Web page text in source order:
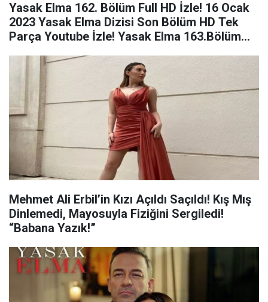
Yasak Elma 162. Bölüm Full HD İzle! 16 Ocak
2023 Yasak Elma Dizisi Son Bölüm HD Tek
Parça Youtube İzle! Yasak Elma 163.Bölüm
Mehmet Ali Erbil’in Kızı Açıldı Saçıldı! Kış Mış
Dinlemedi, Mayosuyla Fiziğini Sergiledi!
“Babana Yazık!”